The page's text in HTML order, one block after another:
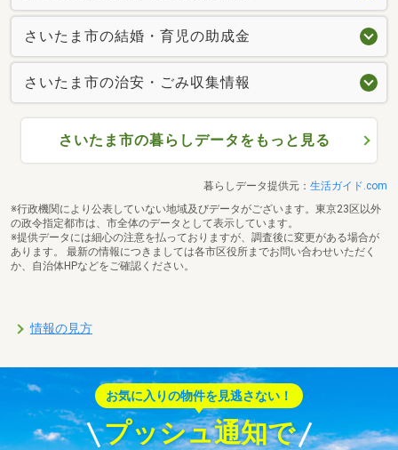
さいたま市の結婚・育児の助成金
さいたま市の治安・ごみ収集情報
さいたま市の暮らしデータをもっと見る
暮らしデータ提供元： 生活ガイド.com
※行政機関により公表していない地域及びデータがございます。東京23区以外
の政令指定都市は、市全体のデータとして表示しています。
※提供データには細心の注意を払っておりますが、調査後に変更がある場合が
あります。 最新の情報につきましては各市区役所までお問い合わせいただく
か、自治体HPなどをご確認ください。
情報の見方
お気に入りの物件を見逃さない！
プッシュ通知で